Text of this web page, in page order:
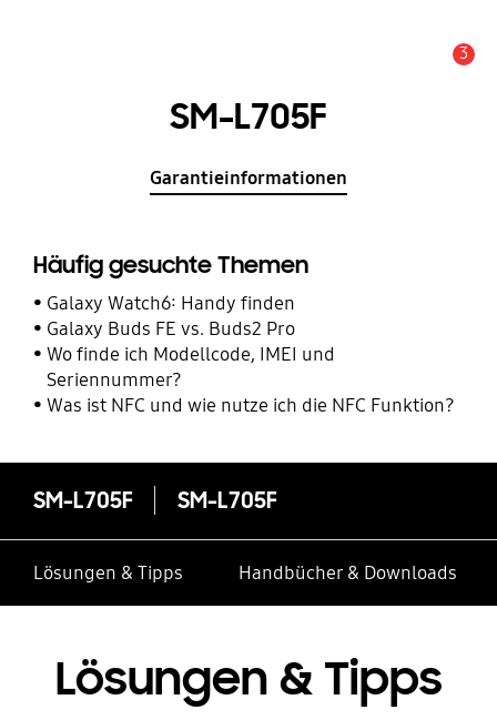
3
SM-L705F
Garantieinformationen
Häufig gesuchte Themen
Galaxy Watch6: Handy finden
Galaxy Buds FE vs. Buds2 Pro
Wo finde ich Modellcode, IMEI und
Seriennummer?
Was ist NFC und wie nutze ich die NFC Funktion?
SM-L705F SM-L705F
Lösungen & Tipps Handbücher & Downloads
Lösungen & Tipps